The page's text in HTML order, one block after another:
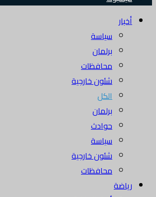
أخبار
سياسة
برلمان
محافظات
شئون خارجية
الكل
برلمان
حوادث
سياسة
شئون خارجية
محافظات
رياضة